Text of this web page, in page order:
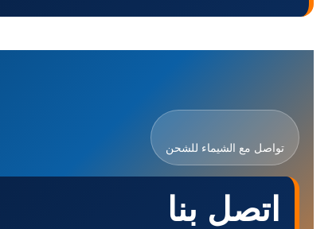
تواصل مع الشيماء للشحن
اتصل بنا